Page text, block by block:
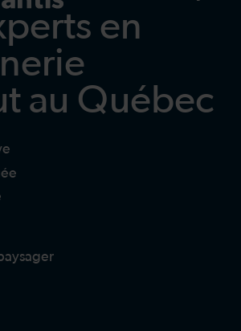
en
au Québec